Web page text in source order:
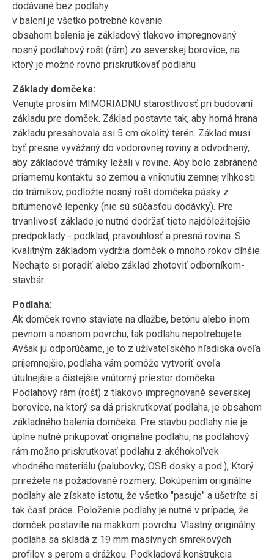
dodávané bez podlahy
v balení je všetko potrebné kovanie
obsahom balenia je základový tlakovo impregnovaný
nosný podlahový rošt (rám) zo severskej borovice, na
ktorý je možné rovno priskrutkovať podlahu
Základy domčeka:
Venujte prosím MIMORIADNU starostlivosť pri budovaní
základu pre domček. Základ postavte tak, aby horná hrana
základu presahovala asi 5 cm okolitý terén. Základ musí
byť presne vyvážaný do vodorovnej roviny a odvodnený,
aby základové trámiky ležali v rovine. Aby bolo zabránené
priamemu kontaktu so zemou a vniknutiu zemnej vlhkosti
do trámikov, podložte nosný rošt domčeka pásky z
bitúmenové lepenky (nie sú súčasťou dodávky). Pre
trvanlivosť základe je nutné dodržať tieto najdôležitejšie
predpoklady - podklad, pravouhlosť a presná rovina. S
kvalitným základom vydržia domček o mnoho rokov dlhšie.
Nechajte si poradiť alebo základ zhotoviť odborníkom-
stavbár.
Podlaha:
Ak domček rovno staviate na dlažbe, betónu alebo inom
pevnom a nosnom povrchu, tak podlahu nepotrebujete.
Avšak ju odporúčame, je to z užívateľského hľadiska oveľa
príjemnejšie, podlaha vám pomôže vytvoriť oveľa
útulnejšie a čistejšie vnútorný priestor domčeka.
Podlahový rám (rošt) z tlakovo impregnované severskej
borovice, na ktorý sa dá priskrutkovať podlaha, je obsahom
základného balenia domčeka. Pre stavbu podlahy nie je
úplne nutné prikupovať originálne podlahu, na podlahový
rám možno priskrutkovať podlahu z akéhokoľvek
vhodného materiálu (palubovky, OSB dosky a pod.), Ktorý
prirežete na požadované rozmery. Dokúpením originálne
podlahy ale získate istotu, že všetko "pasuje" a ušetríte si
tak časť práce. Položenie podlahy je nutné v prípade, že
domček postavíte na mäkkom povrchu. Vlastný originálny
podlaha sa skladá z 19 mm masívnych smrekových
profilov s perom a drážkou. Podkladová konštrukcia